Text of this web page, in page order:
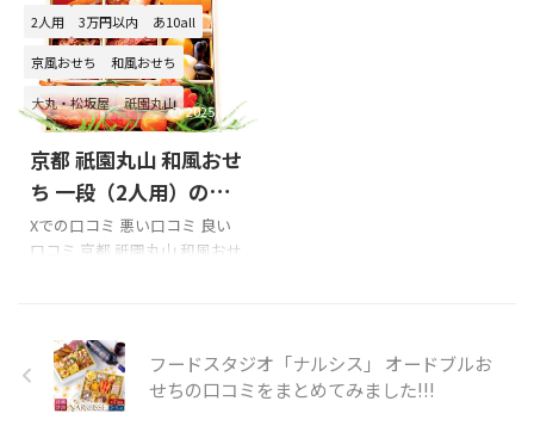
コミ 「わらびの里」和洋 おせ
ち料理 二段重を購入の際の参
考に是非どうぞ!!! 「わらびの
里」和洋 おせち料理 二段重の
Xでの口コミ 今年のおせち料理
は美味しかったです。モールで
注文したわらびの里さんです。
pic.twitter.com/khRgtk5APf—
ときひかる (@tokihikaru)
January 1, 2016 わらびの里の
段重 商品 ...
2人用 3万円以内 あ10all
京風おせち 和風おせち
大丸・松坂屋 祇園丸山 2025/9/23
京都 祇園丸山 和風おせ
ち 一段（2人用）の口
コミをまとめてみまし
た!!!
Xでの口コミ 悪い口コミ 良い
口コミ 京都 祇園丸山 和風おせ
てとこのらしい
pic.twitter.com/NgMZqp0Wnw
— 蒼依 (@aoi0107) January 1,
フードスタジオ「ナルシス」 オードブルお
せちの口コミをまとめてみました!!!